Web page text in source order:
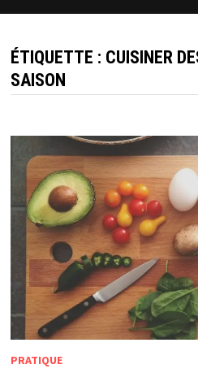
ÉTIQUETTE : CUISINER
SAISON
PRATIQUE